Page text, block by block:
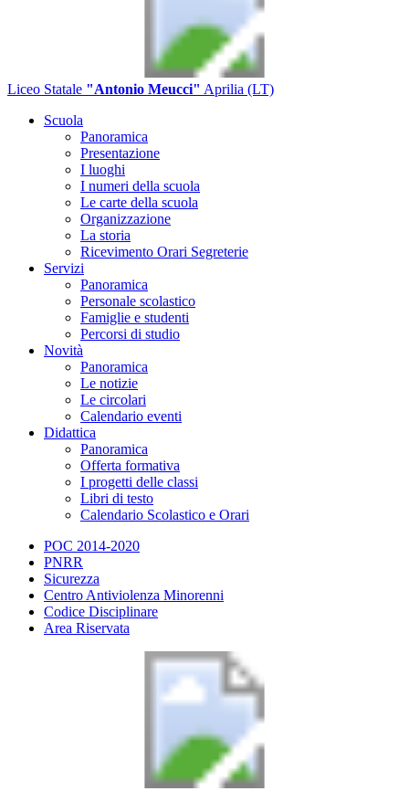
Liceo Statale "Antonio Meucci" Aprilia (LT)
Scuola
Panoramica
Presentazione
I luoghi
I numeri della scuola
Le carte della scuola
Organizzazione
La storia
Ricevimento Orari Segreterie
Servizi
Panoramica
Personale scolastico
Famiglie e studenti
Percorsi di studio
Novità
Panoramica
Le notizie
Le circolari
Calendario eventi
Didattica
Panoramica
Offerta formativa
I progetti delle classi
Libri di testo
Calendario Scolastico e Orari
POC 2014-2020
PNRR
Sicurezza
Centro Antiviolenza Minorenni
Codice Disciplinare
Area Riservata